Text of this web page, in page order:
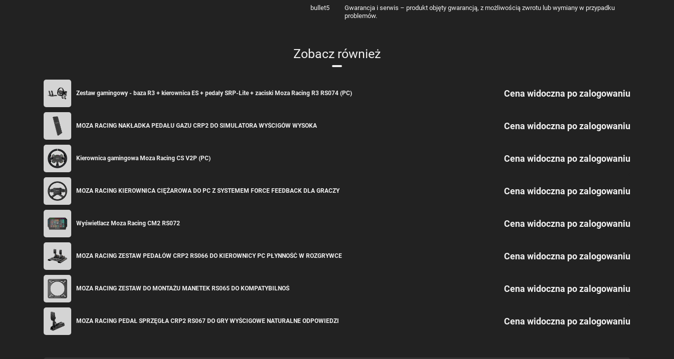
bullet5
Gwarancja i serwis – produkt objęty gwarancją, z możliwością zwrotu lub wymiany w przypadku
problemów.
Zobacz również
Zestaw gamingowy - baza R3 + kierownica ES + pedały SRP-Lite + zaciski Moza Racing R3 RS074 (PC) Cena widoczna po zalogowaniu
MOZA RACING NAKŁADKA PEDAŁU GAZU CRP2 DO SIMULATORA WYŚCIGÓW WYSOKA Cena widoczna po zalogowaniu
Kierownica gamingowa Moza Racing CS V2P (PC) Cena widoczna po zalogowaniu
MOZA RACING KIEROWNICA CIĘŻAROWA DO PC Z SYSTEMEM FORCE FEEDBACK DLA GRACZY Cena widoczna po zalogowaniu
Wyświetlacz Moza Racing CM2 RS072 Cena widoczna po zalogowaniu
MOZA RACING ZESTAW PEDAŁÓW CRP2 RS066 DO KIEROWNICY PC PŁYNNOŚĆ W ROZGRYWCE Cena widoczna po zalogowaniu
MOZA RACING ZESTAW DO MONTAŻU MANETEK RS065 DO KOMPATYBILNOŚ Cena widoczna po zalogowaniu
MOZA RACING PEDAŁ SPRZĘGŁA CRP2 RS067 DO GRY WYŚCIGOWE NATURALNE ODPOWIEDZI Cena widoczna po zalogowaniu